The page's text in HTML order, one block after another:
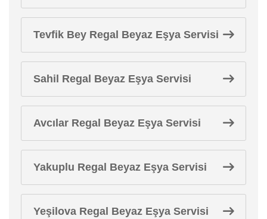
Tevfik Bey Regal Beyaz Eşya Servisi
Sahil Regal Beyaz Eşya Servisi
Avcılar Regal Beyaz Eşya Servisi
Yakuplu Regal Beyaz Eşya Servisi
Yeşilova Regal Beyaz Eşya Servisi